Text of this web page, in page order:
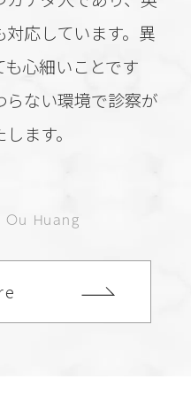
応しています。異
心細いことです
ない環境で診察が
ます。
Ou Huang